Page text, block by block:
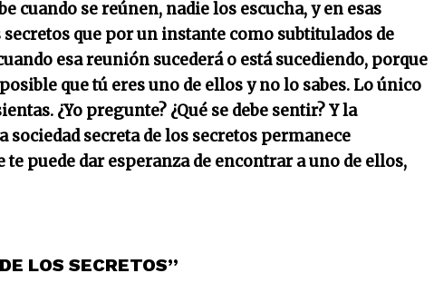
cuando se reúnen, nadie los escucha, y en esas
que por un instante como subtitulados de
esa reunión sucederá o está sucediendo, porque
que tú eres uno de ellos y no lo sabes. Lo único
¿Yo pregunte? ¿Qué se debe sentir? Y la
secreta de los secretos permanece
puede dar esperanza de encontrar a uno de ellos,
LOS SECRETOS”